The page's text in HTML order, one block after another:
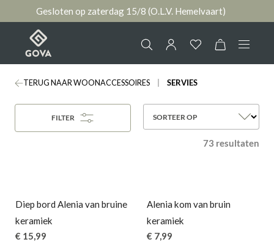
Gesloten op zaterdag 15/8 (O.L.V. Hemelvaart)
Nieuws & Inspiratie
Contact
Jouw account
TERUG NAAR WOONACCESSOIRES SERVIES
FILTER SORTEER OP
73 resultaten
Diep bord Alenia van bruine
keramiek
€ 15,99
Alenia kom van bruin
keramiek
€ 7,99